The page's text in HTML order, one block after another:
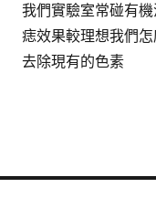
我們實驗室常碰有
痣效果較理想我們
去除現有的色素